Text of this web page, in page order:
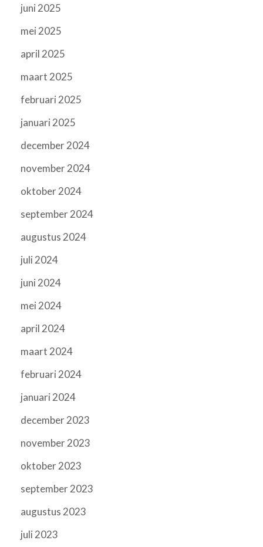
juni 2025
mei 2025
april 2025
maart 2025
februari 2025
januari 2025
december 2024
november 2024
oktober 2024
september 2024
augustus 2024
juli 2024
juni 2024
mei 2024
april 2024
maart 2024
februari 2024
januari 2024
december 2023
november 2023
oktober 2023
september 2023
augustus 2023
juli 2023